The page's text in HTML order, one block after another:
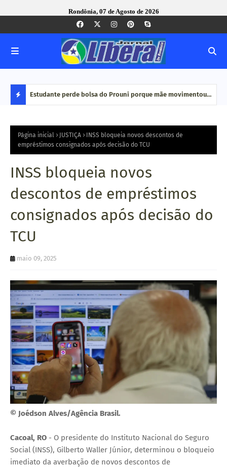
Rondônia, 07 de Agosto de 2026
S
A
Q
U
E
Estudante perde bolsa do Prouni porque mãe movimentou
renda', diz
Página inicial JUSTIÇA
INSS bloqueia novos descontos de
empréstimos consignados após decisão do TCU
INSS bloqueia novos
descontos de empréstimos
consignados após decisão do
TCU
maio 09, 2025
© Joédson Alves/Agência Brasil.
Cacoal, RO - O presidente do Instituto Nacional do Seguro
Social (INSS), Gilberto Waller Júnior, determinou o bloqueio
imediato da averbação de novos descontos de